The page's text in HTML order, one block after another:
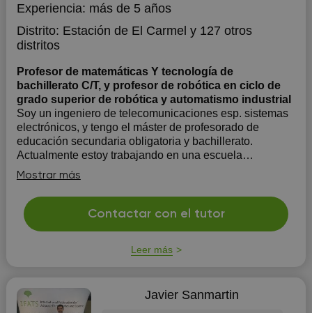
Experiencia: más de 5 años
Distrito: Estación de El Carmel y 127 otros
distritos
Profesor de matemáticas Y tecnología de
bachillerato C/T, y profesor de robótica en ciclo de
grado superior de robótica y automatismo industrial
Soy un ingeniero de telecomunicaciones esp. sistemas
electrónicos, y tengo el máster de profesorado de
educación secundaria obligatoria y bachillerato.
Actualmente estoy trabajando en una escuela
concertada como profesor de matemáticas, tecnología
industrial y dibujo técnico en bachillerato científ...
Mostrar más
Contactar con el tutor
Leer más
Javier Sanmartin